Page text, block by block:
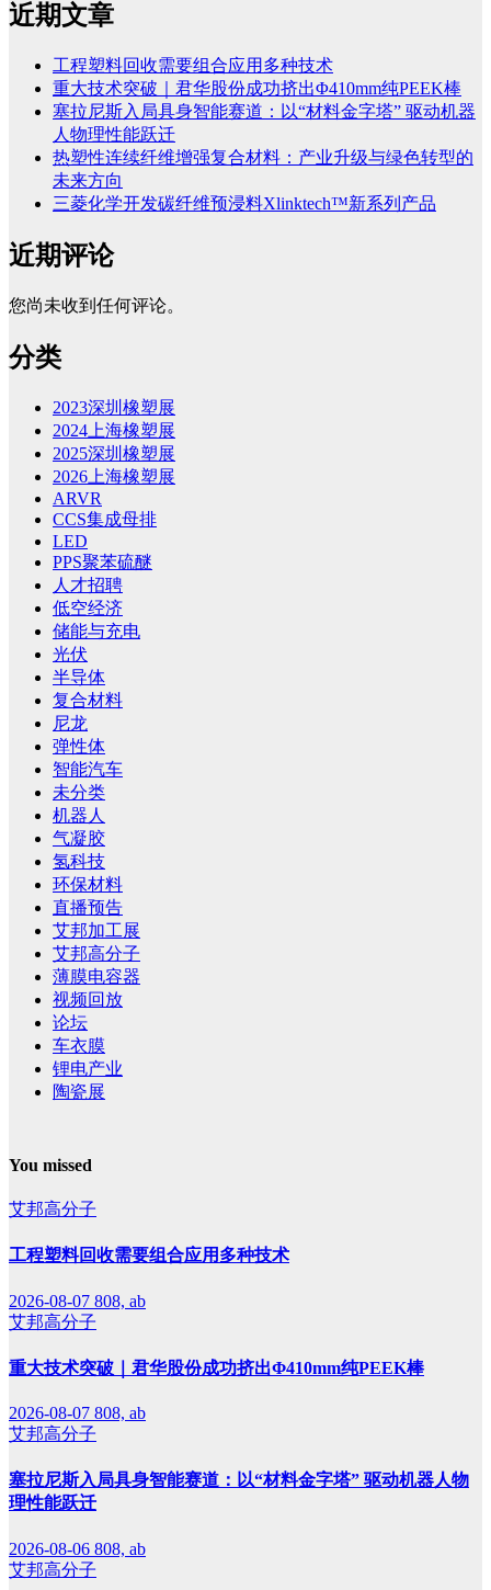
近期文章
工程塑料回收需要组合应用多种技术
重大技术突破｜君华股份成功挤出Φ410mm纯PEEK棒
塞拉尼斯入局具身智能赛道：以“材料金字塔” 驱动机器
人物理性能跃迁
热塑性连续纤维增强复合材料：产业升级与绿色转型的
未来方向
三菱化学开发碳纤维预浸料Xlinktech™新系列产品
近期评论
您尚未收到任何评论。
分类
2023深圳橡塑展
2024上海橡塑展
2025深圳橡塑展
2026上海橡塑展
ARVR
CCS集成母排
LED
PPS聚苯硫醚
人才招聘
低空经济
储能与充电
光伏
半导体
复合材料
尼龙
弹性体
智能汽车
未分类
机器人
气凝胶
氢科技
环保材料
直播预告
艾邦加工展
艾邦高分子
薄膜电容器
视频回放
论坛
车衣膜
锂电产业
陶瓷展
You missed
艾邦高分子
工程塑料回收需要组合应用多种技术
2026-08-07 808, ab
艾邦高分子
重大技术突破｜君华股份成功挤出Φ410mm纯PEEK棒
2026-08-07 808, ab
艾邦高分子
塞拉尼斯入局具身智能赛道：以“材料金字塔” 驱动机器人物
理性能跃迁
2026-08-06 808, ab
艾邦高分子